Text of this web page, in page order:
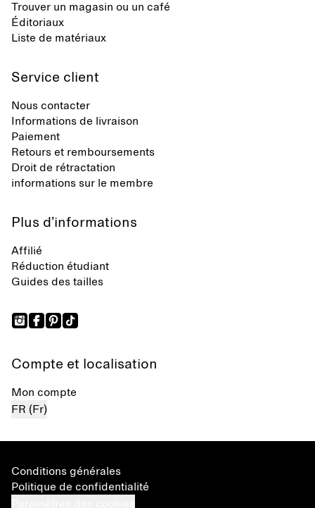
Trouver un magasin ou un café
Éditoriaux
Liste de matériaux
Service client
Nous contacter
Informations de livraison
Paiement
Retours et remboursements
Droit de rétractation
informations sur le membre
Plus d’informations
Affilié
Réduction étudiant
Guides des tailles
Compte et localisation
Mon compte
FR (Fr)
Conditions générales
Politique de confidentialité